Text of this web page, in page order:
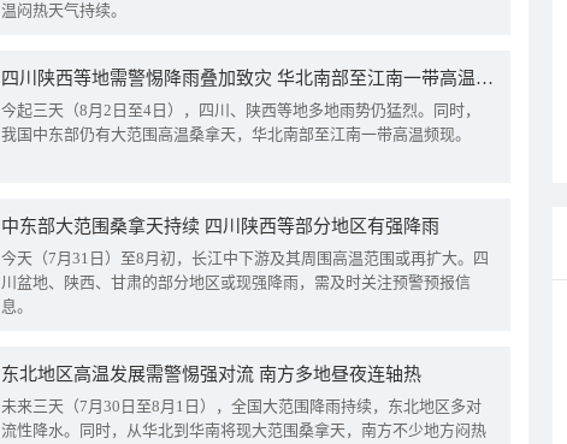
温闷热天气持续。
四川陕西等地需警惕降雨叠加致灾 华北南部至江南一带高温频现
今起三天（8月2日至4日），四川、陕西等地多地雨势仍猛烈。同时，
我国中东部仍有大范围高温桑拿天，华北南部至江南一带高温频现。
中东部大范围桑拿天持续 四川陕西等部分地区有强降雨
今天（7月31日）至8月初，长江中下游及其周围高温范围或再扩大。四
川盆地、陕西、甘肃的部分地区或现强降雨，需及时关注预警预报信
息。
东北地区高温发展需警惕强对流 南方多地昼夜连轴热
未来三天（7月30日至8月1日），全国大范围降雨持续，东北地区多对
流性降水。同时，从华北到华南将现大范围桑拿天，南方不少地方闷热